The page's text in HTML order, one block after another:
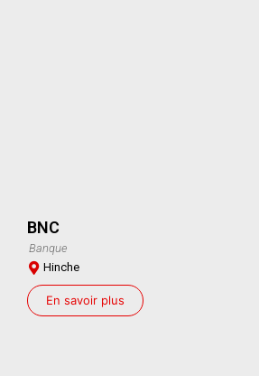
BNC
Banque
Hinche
En savoir plus